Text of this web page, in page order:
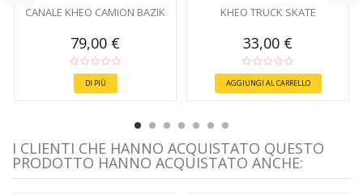
CANALE KHEO CAMION BAZIK
79,00 €
DI PIÙ
KHEO TRUCK SKATE
33,00 €
AGGIUNGI AL CARRELLO
I CLIENTI CHE HANNO ACQUISTATO QUESTO
PRODOTTO HANNO ACQUISTATO ANCHE: